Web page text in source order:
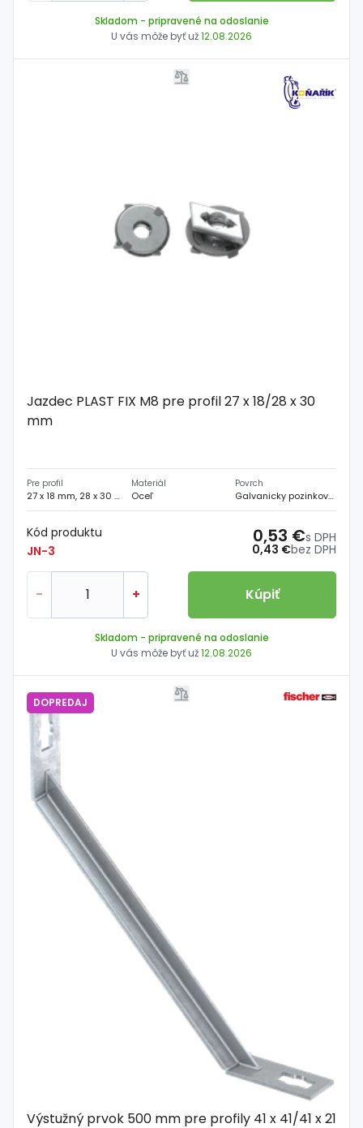
Skladom - pripravené na odoslanie
U vás môže byť už12.08.2026
Jazdec PLAST FIX M8 pre profil 27 x 18/28 x 30
mm
Pre profil
27 x 18 mm, 28 x 30 mm
Materiál
Oceľ
Povrch
Galvanicky pozinkovaný
Kód produktu
JN-3
0,43 €bez DPH
0,53 €s DPH
- + Kúpiť
Skladom - pripravené na odoslanie
U vás môže byť už12.08.2026
DOPREDAJ
Výstužný prvok 500 mm pre profily 41 x 41/41 x 21